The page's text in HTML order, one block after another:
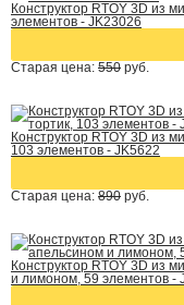
Конструктор RTOY 3D из
элементов - JK23026
Старая цена: 550 руб.
Конструктор RTOY 3D из
103 элементов - JK5622
Старая цена: 890 руб.
Конструктор RTOY 3D из
и лимоном, 59 элементов -